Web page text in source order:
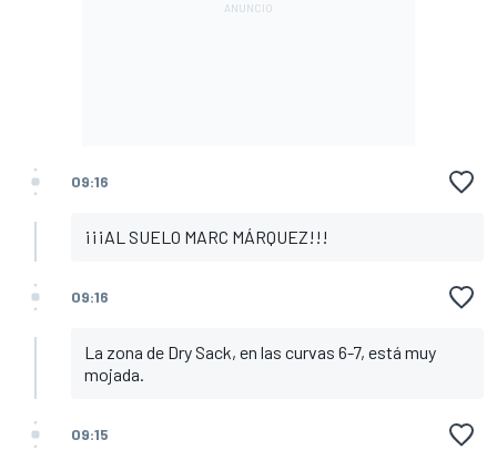
09:16
¡¡¡AL SUELO MARC MÁRQUEZ!!!
09:16
La zona de Dry Sack, en las curvas 6-7, está muy
mojada.
09:15